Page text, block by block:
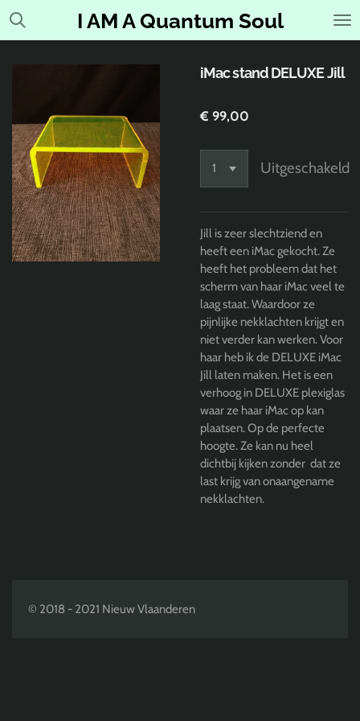
Ga
I AM A Quantum Soul
iMac stand DELUXE Jill
€ 99,00
Uitgeschakeld
Jill is zeer slechtziend en
heeft een iMac gekocht. Ze
heeft het probleem dat het
scherm van haar iMac veel te
laag staat. Waardoor ze
pijnlijke nekklachten krijgt en
niet verder kan werken. Voor
haar heb ik de DELUXE iMac
Jill laten maken. Het is een
verhoog in DELUXE plexiglas
waar ze haar iMac op kan
plaatsen. Op de perfecte
hoogte. Ze kan nu heel
dichtbij kijken zonder dat ze
last krijg van onaangename
nekklachten.
© 2018 - 2021 Nieuw Vlaanderen